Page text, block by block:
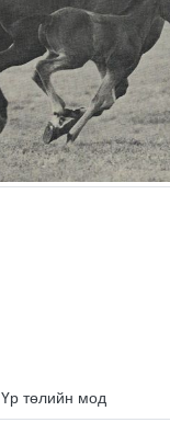
Үр төлийн мод